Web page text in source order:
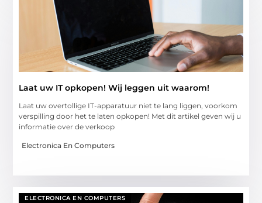
Laat uw IT opkopen! Wij leggen uit waarom!
Laat uw overtollige IT-apparatuur niet te lang liggen, voorkom
verspilling door het te laten opkopen! Met dit artikel geven wij u
informatie over de verkoop
Electronica En Computers
ELECTRONICA EN COMPUTERS